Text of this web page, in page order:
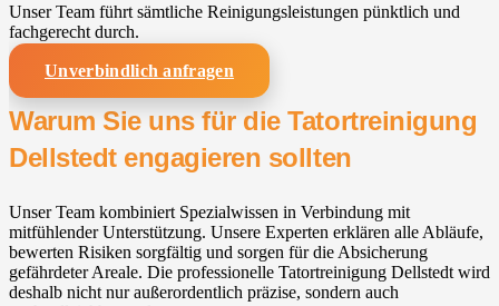
Unser Team führt sämtliche Reinigungsleistungen pünktlich und
fachgerecht durch.
Unverbindlich anfragen
Warum Sie uns für die Tatortreinigung
Dellstedt engagieren sollten
Unser Team kombiniert Spezialwissen in Verbindung mit
mitfühlender Unterstützung. Unsere Experten erklären alle Abläufe,
bewerten Risiken sorgfältig und sorgen für die Absicherung
gefährdeter Areale. Die professionelle Tatortreinigung Dellstedt wird
deshalb nicht nur außerordentlich präzise, sondern auch